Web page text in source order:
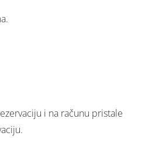
i na računu pristale